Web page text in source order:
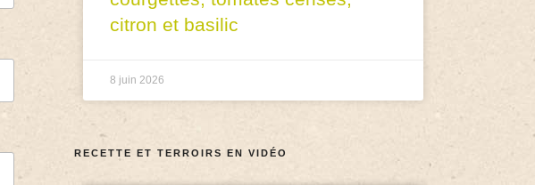
citron et basilic
8 juin 2026
RECETTE ET TERROIRS EN VIDÉO